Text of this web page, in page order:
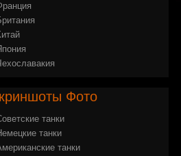
Фото
танки
танки
танки